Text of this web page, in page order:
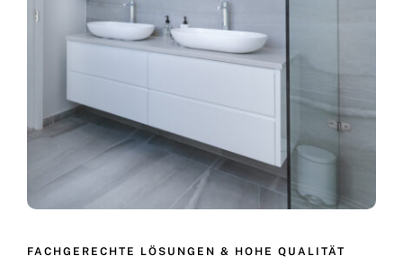
FACHGERECHTE LÖSUNGEN & HOHE QUALITÄT